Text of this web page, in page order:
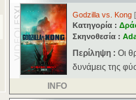
Godzilla vs. Kong [
Κατηγορία :
Σκηνοθεσία :
Περίληψη : Οι
δυνάμεις της
INFO